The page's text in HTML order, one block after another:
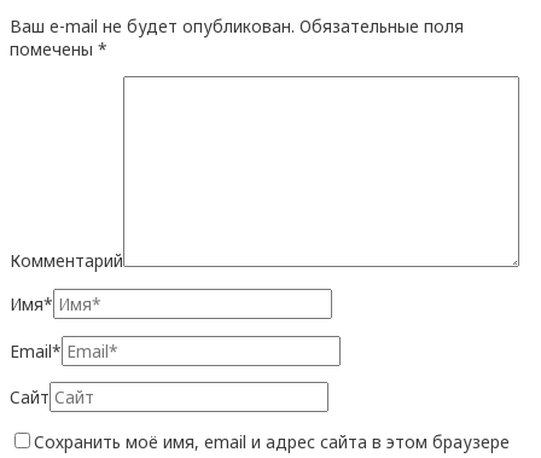
Ваш e-mail не будет опубликован. Обязательные поля
помечены *
Комментарий
Имя*
Email*
Сайт
Сохранить моё имя, email и адрес сайта в этом браузере